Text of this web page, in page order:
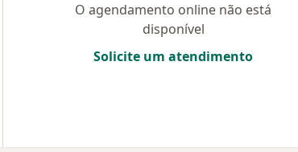
O agendamento online não está
disponível
Solicite um atendimento